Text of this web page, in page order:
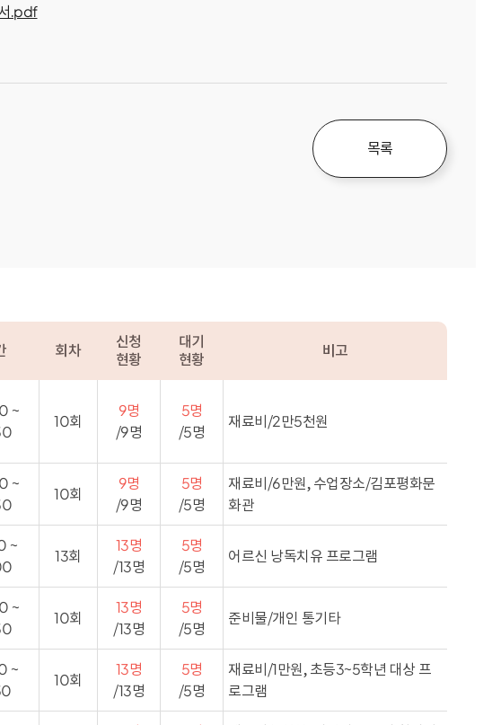
.pdf
목록
회차
신청
현황
대기
현황
비고
~
10회
9명
/9명
5명
/5명
재료비/2만5천원
~
10회
9명
/9명
5명
/5명
재료비/6만원, 수업장소/김포평화문
화관
~
13회
13명
/13명
5명
/5명
어르신 낭독치유 프로그램
~
10회
13명
/13명
5명
/5명
준비물/개인 통기타
~
10회
13명
/13명
5명
/5명
재료비/1만원, 초등3~5학년 대상 프
로그램